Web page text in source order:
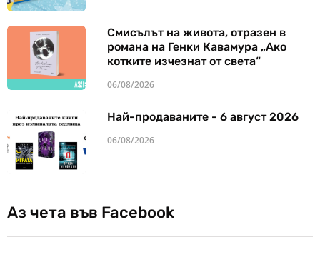
Смисълът на живота, отразен в
романа на Генки Кавамура „Ако
котките изчезнат от света“
06/08/2026
Най-продаваните - 6 август 2026
06/08/2026
Аз чета във Facebook